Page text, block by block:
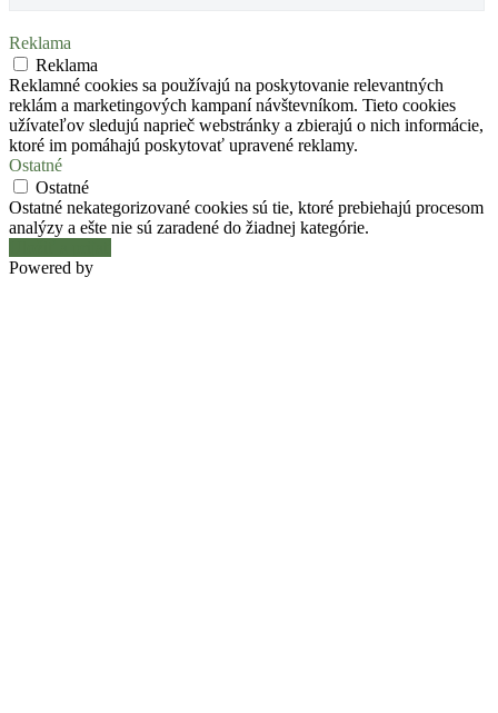
Reklama
Reklama
Reklamné cookies sa používajú na poskytovanie relevantných
reklám a marketingových kampaní návštevníkom. Tieto cookies
užívateľov sledujú naprieč webstránky a zbierajú o nich informácie,
ktoré im pomáhajú poskytovať upravené reklamy.
Ostatné
Ostatné
Ostatné nekategorizované cookies sú tie, ktoré prebiehajú procesom
analýzy a ešte nie sú zaradené do žiadnej kategórie.
Powered by